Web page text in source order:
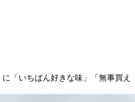
「いちばん好きな味」「無事買え